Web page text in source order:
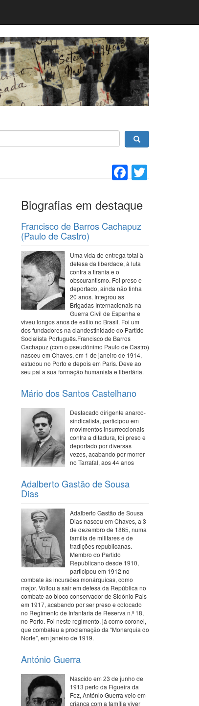
Facebook
Biografias em destaque
Francisco de Barros Cachapuz
(Paulo de Castro)
Uma vida de entrega total à
defesa da liberdade, à luta
contra a tirania e o
obscurantismo. Foi preso e
deportado, ainda não tinha
20 anos. Integrou as
Brigadas Internacionais na
Guerra Civil de Espanha e
viveu longos anos de exílio no Brasil. Foi um
dos fundadores na clandestinidade do Partido
Socialista Português.Francisco de Barros
Cachapuz (com o pseudónimo Paulo de Castro)
nasceu em Chaves, em 1 de janeiro de 1914,
estudou no Porto e depois em Paris. Deve ao
seu pai a sua formação humanista e libertária.
Mário dos Santos Castelhano
Destacado dirigente anarco-
sindicalista, participou em
movimentos insurreccionais
contra a ditadura, foi preso e
deportado por diversas
vezes, acabando por morrer
no Tarrafal, aos 44 anos
Adalberto Gastão de Sousa
Dias
Adalberto Gastão de Sousa
Dias nasceu em Chaves, a 3
de dezembro de 1865, numa
família de militares e de
tradições republicanas.
Membro do Partido
Republicano desde 1910,
participou em 1912 no
combate às incursões monárquicas, como
major. Voltou a sair em defesa da República no
combate ao bloco conservador de Sidónio Pais
em 1917, acabando por ser preso e colocado
no Regimento de Infantaria de Reserva n.º 18,
no Porto. Foi neste regimento, já como coronel,
que combateu a proclamação da “Monarquia do
Norte”, em janeiro de 1919.
António Guerra
Nascido em 23 de junho de
1913 perto da Figueira da
Foz, António Guerra veio em
criança com a família viver